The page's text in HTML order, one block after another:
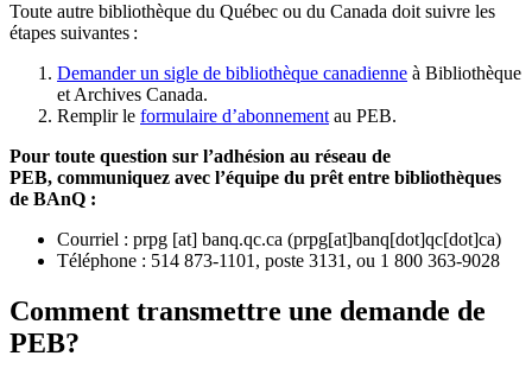
Toute autre bibliothèque du Québec ou du Canada doit suivre les
étapes suivantes :
Demander un sigle de bibliothèque canadienne à Bibliothèque
et Archives Canada.
Remplir le formulaire d’abonnement au PEB.
Pour toute question sur l’adhésion au réseau de
PEB, communiquez avec l’équipe du prêt entre bibliothèques
de BAnQ :
Courriel : prpg [at] banq.qc.ca (prpg[at]banq[dot]qc[dot]ca)
Téléphone : 514 873-1101, poste 3131, ou 1 800 363-9028
Comment transmettre une demande de
PEB?